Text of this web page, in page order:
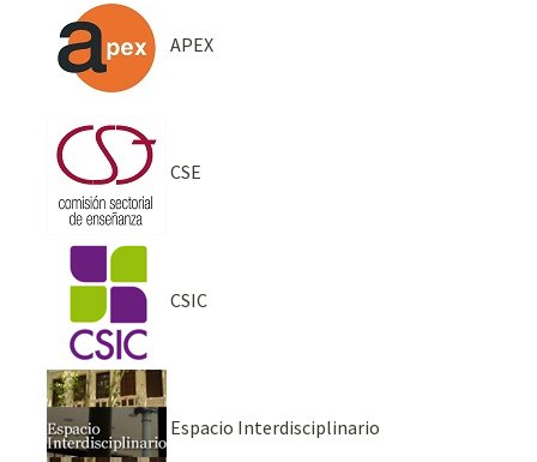
APEX
CSE
CSIC
Espacio Interdisciplinario